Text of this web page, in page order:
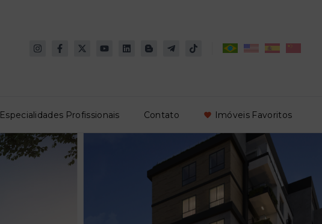
Especialidades Profissionais Contato Imóveis Favoritos